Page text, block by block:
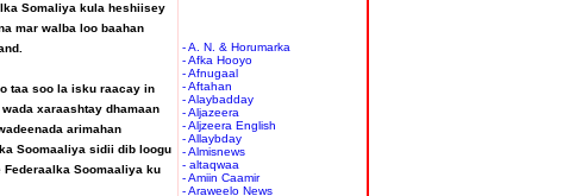
Somaliya kula heshiisey
mar walba loo baahan
taa soo la isku raacay in
xaraashtay dhamaan
arimahan
Soomaaliya sidii dib loogu
Soomaaliya ku
- A. N. & Horumarka
- Afka Hooyo
- Afnugaal
- Aftahan
- Alaybadday
- Aljazeera
- Aljzeera English
- Allaybday
- Almisnews
- altaqwaa
- Amiin Caamir
- Araweelo News